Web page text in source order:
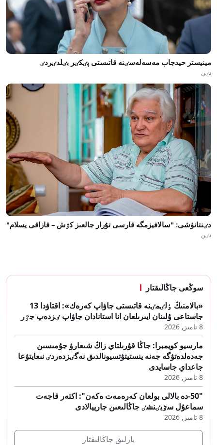
مينيستر حيدجاب مەسەلەسٸنە قاتىستى پٸكٸر بٸلدٸردٸ
دٸن
دٸنتانۋشى: "سالافيزمگە قارسى تۇرار جالعىز كٷش – قازاقى يسلام"
دٸن
سوڭعى جاڭالىقتار
«بالامنىڭ ٶلٸمٸنە قاتىستى جاۋاپ كەرەك»: اقتاۋدا 13
جاستاعى ۇلىنان ايىرىلعان انا استانادان جاۋاپ ٸزدەپ جٷر
8 تامىز, 2026
مارسيو كويمبرا: جاڭا قۇرىلتاي زاڭ شىعارۋ جۇمىسىن
جەدەلدەتۋگە جەنە ينستيتۋتسيونالدىق نەگٸزدەردٸ نىعايتۋعا
جاعداي جاسايدى
8 تامىز, 2026
"50-دە بالالى بولعان كەرەمەت ەكەن": اكتەر قاجەت
سماعۇل سٷيٸنشٸ جاڭالىعىن جارييالادى
8 تامىز, 2026
بارلىق جاڭالىقتار